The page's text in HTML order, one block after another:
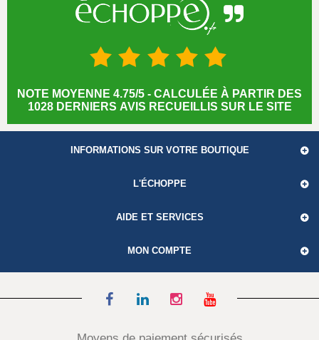
NOTE MOYENNE 4.75/5 - CALCULÉE À PARTIR DES
1028 DERNIERS AVIS RECUEILLIS SUR LE SITE
INFORMATIONS SUR VOTRE BOUTIQUE
L'ÉCHOPPE
AIDE ET SERVICES
MON COMPTE